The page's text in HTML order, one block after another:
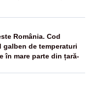
România. Cod
galben de temperaturi
în mare parte din țară-